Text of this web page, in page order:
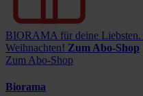
BIORAMA für deine Liebsten.
Weihnachten! Zum Abo-Shop
Zum Abo-Shop
Biorama